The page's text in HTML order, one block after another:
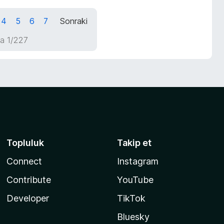
4 5 6 7
Sonraki
1/227
Topluluk
Connect
Contribute
Developer
Takip et
Instagram
YouTube
TikTok
Bluesky